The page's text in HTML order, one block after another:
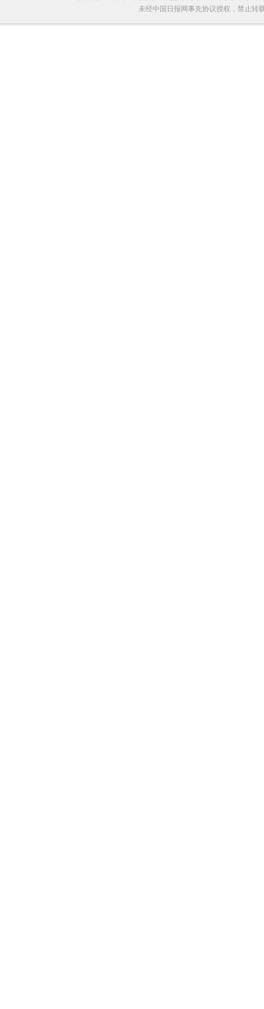
未经中国日报网事先协议授权，禁止转